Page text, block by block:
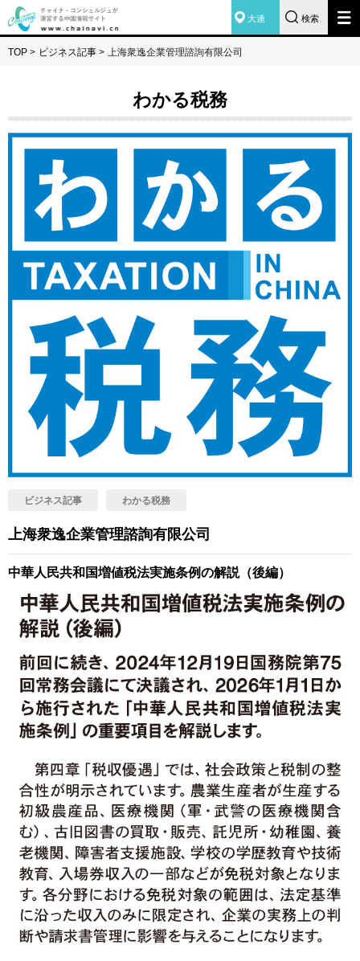
大連 検索
TOP > ビジネス記事 > 上海衆逸企業管理諮詢有限公司
わかる税務
ビジネス記事 わかる税務
上海衆逸企業管理諮詢有限公司
中華人民共和国増値税法実施条例の解説（後編）